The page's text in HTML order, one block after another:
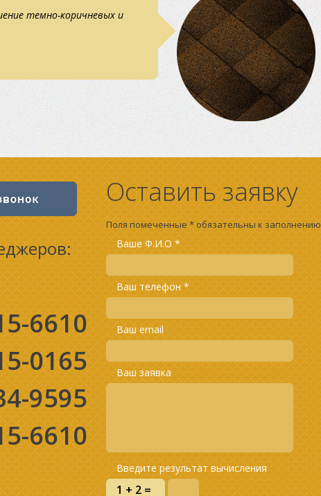
темно-коричневых и
6610
0165
9595
6610
Оставить заявку
Поля помеченные * обязательны к заполнению
Ваше Ф.И.О *
Ваш телефон *
Ваш email
Ваш заявка
Введите результат вычисления